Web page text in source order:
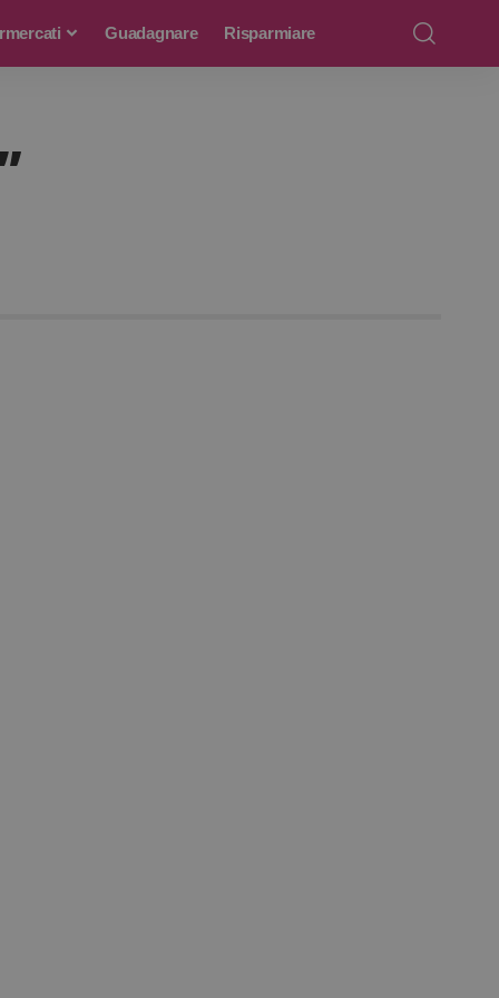
Guadagnare Risparmiare